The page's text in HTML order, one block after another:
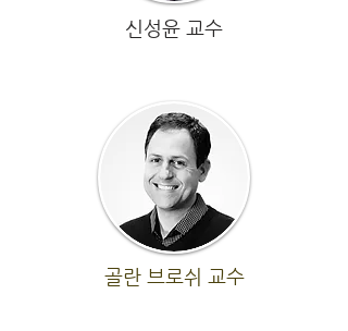
신성윤 교수
​골란 브로쉬 교수